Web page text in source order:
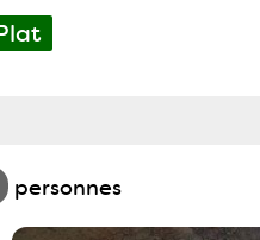
personnes